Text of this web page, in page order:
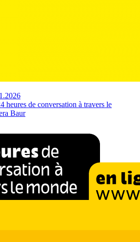
heures de conversation à travers le
Baur